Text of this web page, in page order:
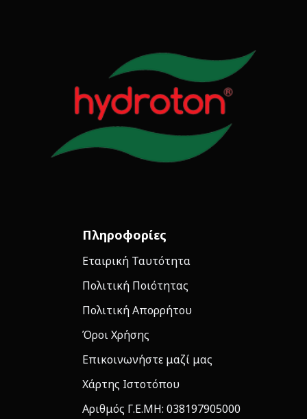
Πληροφορίες
Εταιρική Ταυτότητα
Πολιτική Ποιότητας
Πολιτική Απορρήτου
Όροι Χρήσης
Επικοινωνήστε μαζί μας
Χάρτης Ιστοτόπου
Αριθμός Γ.Ε.ΜΗ: 038197905000